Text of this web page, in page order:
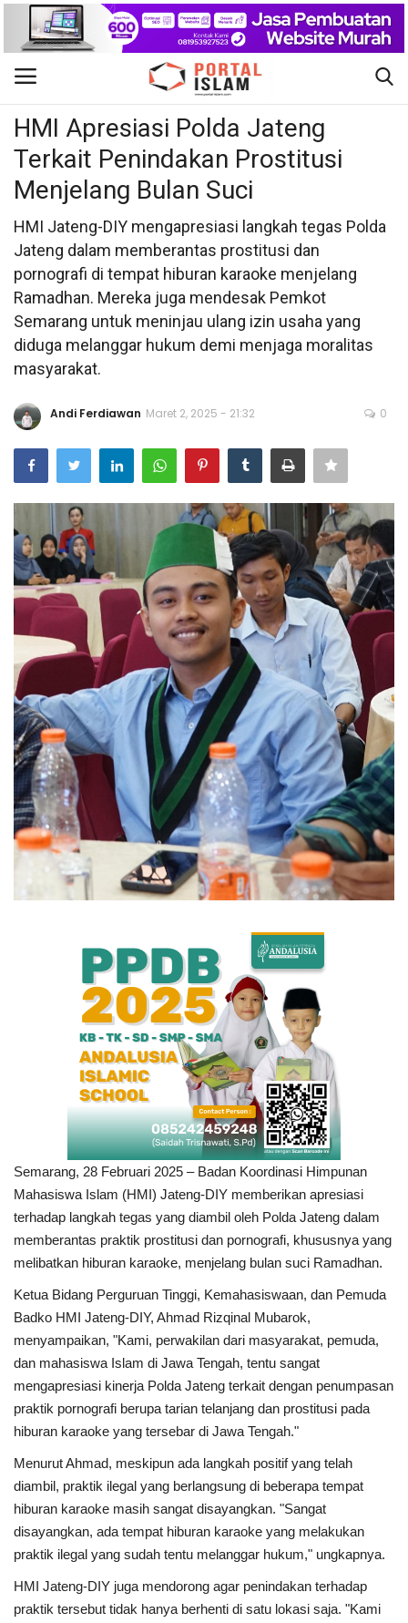
Gabung Daftar
Beranda
Kontak
Berita Islam
Nasional
Khutbah Jumat
Internasional
Al-Qur'an Online
Lifestyle
Olahraga
Catatan Tarbiyah
Kesehatan
Teknologi
Galeri
HMI Apresiasi Polda Jateng
Terkait Penindakan Prostitusi
Menjelang Bulan Suci
HMI Jateng-DIY mengapresiasi langkah tegas Polda
Jateng dalam memberantas prostitusi dan
pornografi di tempat hiburan karaoke menjelang
Ramadhan. Mereka juga mendesak Pemkot
Semarang untuk meninjau ulang izin usaha yang
diduga melanggar hukum demi menjaga moralitas
masyarakat.
Andi Ferdiawan Maret 2, 2025 - 21:32 0
Semarang, 28 Februari 2025 – Badan Koordinasi Himpunan
Mahasiswa Islam (HMI) Jateng-DIY memberikan apresiasi
terhadap langkah tegas yang diambil oleh Polda Jateng dalam
memberantas praktik prostitusi dan pornografi, khususnya yang
melibatkan hiburan karaoke, menjelang bulan suci Ramadhan.
Ketua Bidang Perguruan Tinggi, Kemahasiswaan, dan Pemuda
Badko HMI Jateng-DIY, Ahmad Rizqinal Mubarok,
menyampaikan, "Kami, perwakilan dari masyarakat, pemuda,
dan mahasiswa Islam di Jawa Tengah, tentu sangat
mengapresiasi kinerja Polda Jateng terkait dengan penumpasan
praktik pornografi berupa tarian telanjang dan prostitusi pada
hiburan karaoke yang tersebar di Jawa Tengah."
Menurut Ahmad, meskipun ada langkah positif yang telah
diambil, praktik ilegal yang berlangsung di beberapa tempat
hiburan karaoke masih sangat disayangkan. "Sangat
disayangkan, ada tempat hiburan karaoke yang melakukan
praktik ilegal yang sudah tentu melanggar hukum," ungkapnya.
HMI Jateng-DIY juga mendorong agar penindakan terhadap
praktik tersebut tidak hanya berhenti di satu lokasi saja. "Kami